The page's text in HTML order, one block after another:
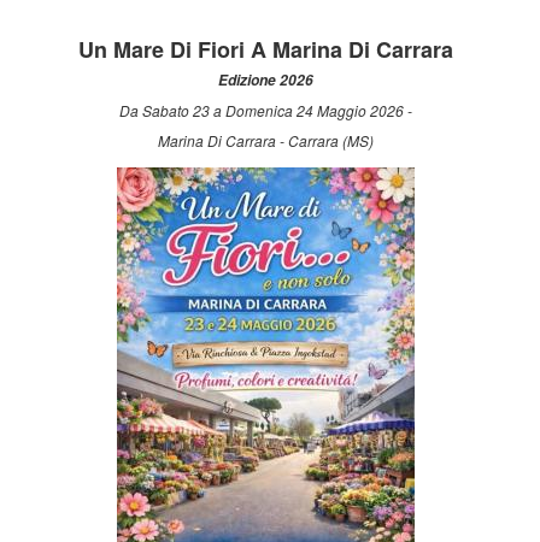
Un Mare Di Fiori A Marina Di Carrara
Edizione 2026
Da Sabato 23 a Domenica 24 Maggio 2026 -
Marina Di Carrara - Carrara (MS)